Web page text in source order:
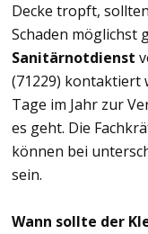
Decke tropft,
Schaden möglichst
Sanitärnotdienst
(71229) kontaktiert
Tage im Jahr zur
es geht. Die
können bei
sein.
Wann sollte der